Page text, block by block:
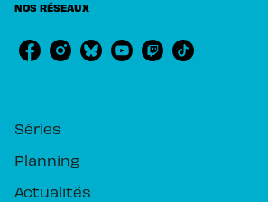
NOS RÉSEAUX
Séries
Planning
Actualités